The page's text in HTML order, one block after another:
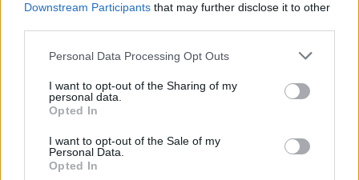
Downstream Participants that may further disclose it to other
Personal Data Processing Opt Outs
I want to opt-out of the Sharing of my
personal data.
Opted In
I want to opt-out of the Sale of my
Personal Data.
Opted In
Lexmark International Technology S.a.r.l.
ICC - Bloc A - 20
Route de Pre-Bois Case Postale 508 15
CH-1215 Geneve Szwajcaria
info_pl@lexmark.com
Podmiot odpowiedzialny
Lexmark International Polska Sp. z o.o.